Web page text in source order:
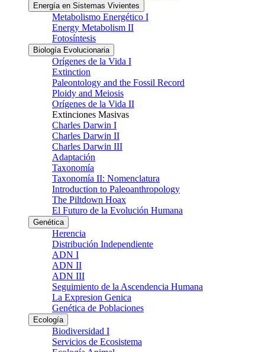
Energía en Sistemas Vivientes
Metabolismo Energético I
Energy Metabolism II
Fotosíntesis
Biología Evolucionaria
Orígenes de la Vida I
Extinction
Paleontology and the Fossil Record
Ploidy and Meiosis
Orígenes de la Vida II
Extinciones Masivas
Charles Darwin I
Charles Darwin II
Charles Darwin III
Adaptación
Taxonomía
Taxonomía II: Nomenclatura
Introduction to Paleoanthropology
The Piltdown Hoax
El Futuro de la Evolución Humana
Genética
Herencia
Distribución Independiente
ADN I
ADN II
ADN III
Seguimiento de la Ascendencia Humana
La Expresion Genica
Genética de Poblaciones
Ecología
Biodiversidad I
Servicios de Ecosistema